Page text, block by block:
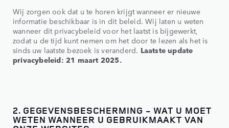
Wij zorgen ook dat u te horen krijgt wanneer er nieuwe
informatie beschikbaar is in dit beleid. Wij laten u weten
wanneer dit privacybeleid voor het laatst is bijgewerkt,
zodat u de tijd kunt nemen om het door te lezen als het is
sinds uw laatste bezoek is veranderd. Laatste update
privacybeleid: 21 maart 2025.
2. GEGEVENSBESCHERMING - WAT U MOET
WETEN WANNEER U GEBRUIKMAAKT VAN